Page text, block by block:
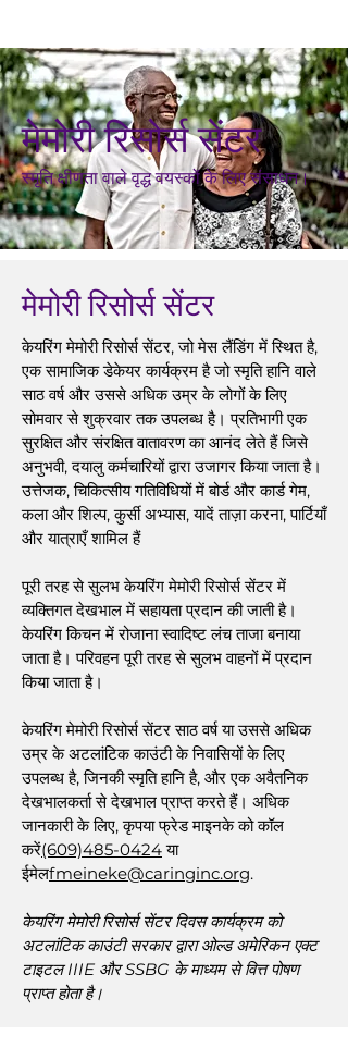
मेमोरी रिसोर्स सेंटर
स्मृति क्षीणता वाले वृद्ध वयस्कों के लिए संसाधन।
मेमोरी रिसोर्स सेंटर
केयरिंग मेमोरी रिसोर्स सेंटर, जो मेस लैंडिंग में स्थित है,
एक सामाजिक डेकेयर कार्यक्रम है जो स्मृति हानि वाले
साठ वर्ष और उससे अधिक उम्र के लोगों के लिए
सोमवार से शुक्रवार तक उपलब्ध है। प्रतिभागी एक
सुरक्षित और संरक्षित वातावरण का आनंद लेते हैं जिसे
अनुभवी, दयालु कर्मचारियों द्वारा उजागर किया जाता है।
उत्तेजक, चिकित्सीय गतिविधियों में बोर्ड और कार्ड गेम,
कला और शिल्प, कुर्सी अभ्यास, यादें ताज़ा करना, पार्टियाँ
और यात्राएँ शामिल हैं
पूरी तरह से सुलभ केयरिंग मेमोरी रिसोर्स सेंटर में
व्यक्तिगत देखभाल में सहायता प्रदान की जाती है।
केयरिंग किचन में रोजाना स्वादिष्ट लंच ताजा बनाया
जाता है। परिवहन पूरी तरह से सुलभ वाहनों में प्रदान
किया जाता है।
केयरिंग मेमोरी रिसोर्स सेंटर साठ वर्ष या उससे अधिक
उम्र के अटलांटिक काउंटी के निवासियों के लिए
उपलब्ध है, जिनकी स्मृति हानि है, और एक अवैतनिक
देखभालकर्ता से देखभाल प्राप्त करते हैं। अधिक
जानकारी के लिए, कृपया फ्रेड माइनके को कॉल
करें(609)485-0424या
ईमेलfmeineke@caringinc.org.
केयरिंग मेमोरी रिसोर्स सेंटर दिवस कार्यक्रम को
अटलांटिक काउंटी सरकार द्वारा ओल्ड अमेरिकन एक्ट
टाइटल IIIE और SSBG के माध्यम से वित्त पोषण
प्राप्त होता है।